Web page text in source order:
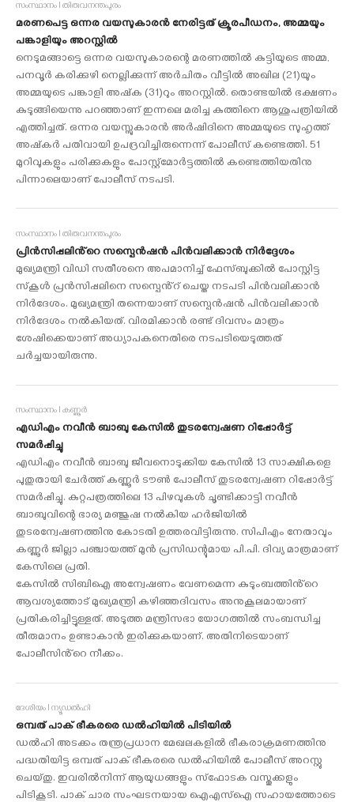
സംസ്ഥാനം I തിരുവനന്തപുരം
മരണപെട്ട ഒന്നര വയസുകാരൻ നേരിട്ടത് ക്രൂരപീഡനം, അമ്മയും
പങ്കാളിയും അറസ്റ്റിൽ
നെടുമങ്ങാട്ടെ ഒന്നര വയസുകാരന്റെ മരണത്തില്‍ കുട്ടിയുടെ അമ്മ,
പനവൂർ കരിക്കുഴി നെല്ലിക്കുന്ന് അർചിതം വീട്ടിൽ അഖില (21)യും
അമ്മയുടെ പങ്കാളി അഷ്‌ക (31)റും അറസ്റ്റില്‍. തൊണ്ടയില്‍ ഭക്ഷണം
കുടുങ്ങിയെന്നു പറഞ്ഞാണ് ഇന്നലെ മരിച്ച കുത്തിനെ ആശുപത്രിയിൽ
എത്തിച്ചത്. ഒന്നര വയസ്സുകാരന്‍ അര്‍ഷിദിനെ അമ്മയുടെ സുഹൃത്ത്
അഷ്‌കര്‍ പതിവായി ഉപദ്രവിച്ചിരുന്നെന്ന് പോലീസ് കണ്ടെത്തി. 51
മുറിവുകളും പരിക്കുകളും പോസ്റ്റ്‌മോര്‍ട്ടത്തില്‍ കണ്ടെത്തിയതിനു
പിന്നാലെയാണ് പോലീസ് നടപടി.
സംസ്ഥാനം I തിരുവനന്തപുരം
പ്രിന്‍സിപ്പലിൻ്റെ സസ്പെൻഷൻ പിൻവലിക്കാൻ നിർദ്ദേശം
മുഖ്യമന്ത്രി വിഡി സതീശനെ അപമാനിച്ച് ഫേസ്ബുക്കില്‍ പോസ്റ്റിട്ട
സ്‌കൂള്‍ പ്രന്‍സിപ്പലിനെ സസ്പെൻ്റ് ചെയ്ത നടപടി പിന്‍വലിക്കാന്‍
നിര്‍ദേശം. മുഖ്യമന്ത്രി തന്നെയാണ് സസ്പെന്‍ഷന്‍ പിന്‍വലിക്കാന്‍
നിര്‍ദേശം നല്‍കിയത്. വിരമിക്കാന്‍ രണ്ട് ദിവസം മാത്രം
ശേഷിക്കെയാണ് അധ്യാപകനെതിരെ നടപടിയെടുത്തത്
ചർച്ചയായിരുന്നു.
സംസ്ഥാനം I കണ്ണൂർ
എഡിഎം നവീൻ ബാബു കേസിൽ തുടരന്വേഷണ റിപ്പോര്‍ട്ട്
സമർപ്പിച്ചു
എഡിഎം നവീന്‍ ബാബു ജീവനൊടുക്കിയ കേസില്‍ 13 സാക്ഷികളെ
പുതുതായി ചേര്‍ത്ത് കണ്ണൂര്‍ ടൗണ്‍ പോലീസ് തുടരന്വേഷണ റിപ്പോര്‍ട്ട്
സമർപ്പിച്ചു. കുറ്റപത്രത്തിലെ 13 പിഴവുകള്‍ ചൂണ്ടിക്കാട്ടി നവീന്‍
ബാബുവിന്റെ ഭാര്യ മഞ്ജുഷ നല്‍കിയ ഹര്‍ജിയില്‍
തുടരന്വേഷണത്തിനു കോടതി ഉത്തരവിട്ടിരുന്നു. സിപിഎം നേതാവും
കണ്ണൂര്‍ ജില്ലാ പഞ്ചായത്ത് മുന്‍ പ്രസിഡന്റുമായ പി.പി. ദിവ്യ മാത്രമാണ്
കേസിലെ പ്രതി.
കേസിൽ സിബിഐ അന്വേഷണം വേണമെന്ന കുടുംബത്തിൻ്റെ
ആവശ്യത്തോട് മുഖ്യമന്ത്രി കഴിഞ്ഞദിവസം അനുകൂലമായാണ്
പ്രതികരിച്ചിട്ടുള്ളത്. അടുത്ത മന്ത്രിസഭാ യോഗത്തിൽ സംബന്ധിച്ച
തീരുമാനം ഉണ്ടാകാൻ ഇരിക്കുകയാണ്. അതിനിടെയാണ്
പോലീസിൻ്റെ നീക്കം.
ദേശീയം I ന്യൂഡൽഹി
ഒമ്പത് പാക് ഭീകരരെ ഡല്‍ഹിയില്‍ പിടിയിൽ
ഡല്‍ഹി അടക്കം തന്ത്രപ്രധാന മേഖലകളില്‍ ഭീകരാക്രമണത്തിനു
പദ്ധതിയിട്ട ഒമ്പത് പാക് ഭീകരരെ ഡല്‍ഹിയില്‍ പോലീസ് അറസ്റ്റു
ചെയ്തു. ഇവരില്‍നിന്ന് ആയുധങ്ങളും സ്ഫോടക വസ്തുക്കളും
പിടികൂടി. പാക് ചാര സംഘടനയായ ഐഎസ്ഐ സഹായത്തോടെ